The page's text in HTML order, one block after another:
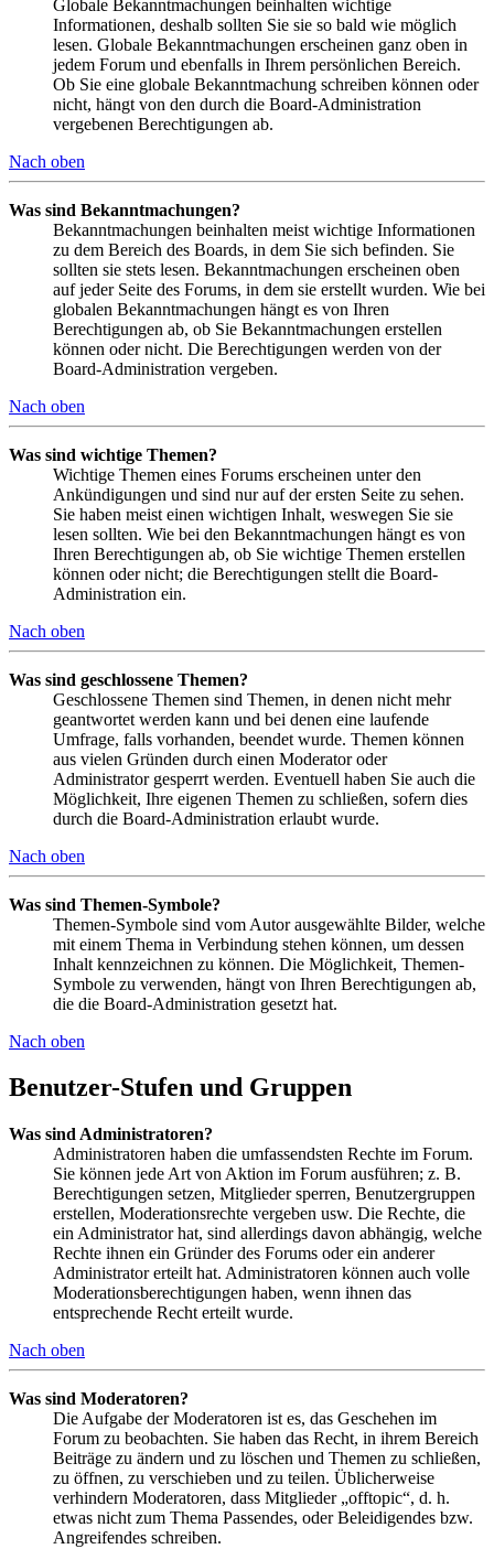
Globale Bekanntmachungen beinhalten wichtige
Informationen, deshalb sollten Sie sie so bald wie möglich
lesen. Globale Bekanntmachungen erscheinen ganz oben in
jedem Forum und ebenfalls in Ihrem persönlichen Bereich.
Ob Sie eine globale Bekanntmachung schreiben können oder
nicht, hängt von den durch die Board-Administration
vergebenen Berechtigungen ab.
Nach oben
Was sind Bekanntmachungen?
Bekanntmachungen beinhalten meist wichtige Informationen
zu dem Bereich des Boards, in dem Sie sich befinden. Sie
sollten sie stets lesen. Bekanntmachungen erscheinen oben
auf jeder Seite des Forums, in dem sie erstellt wurden. Wie bei
globalen Bekanntmachungen hängt es von Ihren
Berechtigungen ab, ob Sie Bekanntmachungen erstellen
können oder nicht. Die Berechtigungen werden von der
Board-Administration vergeben.
Nach oben
Was sind wichtige Themen?
Wichtige Themen eines Forums erscheinen unter den
Ankündigungen und sind nur auf der ersten Seite zu sehen.
Sie haben meist einen wichtigen Inhalt, weswegen Sie sie
lesen sollten. Wie bei den Bekanntmachungen hängt es von
Ihren Berechtigungen ab, ob Sie wichtige Themen erstellen
können oder nicht; die Berechtigungen stellt die Board-
Administration ein.
Nach oben
Was sind geschlossene Themen?
Geschlossene Themen sind Themen, in denen nicht mehr
geantwortet werden kann und bei denen eine laufende
Umfrage, falls vorhanden, beendet wurde. Themen können
aus vielen Gründen durch einen Moderator oder
Administrator gesperrt werden. Eventuell haben Sie auch die
Möglichkeit, Ihre eigenen Themen zu schließen, sofern dies
durch die Board-Administration erlaubt wurde.
Nach oben
Was sind Themen-Symbole?
Themen-Symbole sind vom Autor ausgewählte Bilder, welche
mit einem Thema in Verbindung stehen können, um dessen
Inhalt kennzeichnen zu können. Die Möglichkeit, Themen-
Symbole zu verwenden, hängt von Ihren Berechtigungen ab,
die die Board-Administration gesetzt hat.
Nach oben
Benutzer-Stufen und Gruppen
Was sind Administratoren?
Administratoren haben die umfassendsten Rechte im Forum.
Sie können jede Art von Aktion im Forum ausführen; z. B.
Berechtigungen setzen, Mitglieder sperren, Benutzergruppen
erstellen, Moderationsrechte vergeben usw. Die Rechte, die
ein Administrator hat, sind allerdings davon abhängig, welche
Rechte ihnen ein Gründer des Forums oder ein anderer
Administrator erteilt hat. Administratoren können auch volle
Moderationsberechtigungen haben, wenn ihnen das
entsprechende Recht erteilt wurde.
Nach oben
Was sind Moderatoren?
Die Aufgabe der Moderatoren ist es, das Geschehen im
Forum zu beobachten. Sie haben das Recht, in ihrem Bereich
Beiträge zu ändern und zu löschen und Themen zu schließen,
zu öffnen, zu verschieben und zu teilen. Üblicherweise
verhindern Moderatoren, dass Mitglieder „offtopic“, d. h.
etwas nicht zum Thema Passendes, oder Beleidigendes bzw.
Angreifendes schreiben.